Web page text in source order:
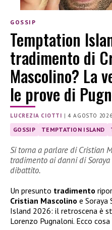
GOSSIP
Temptation
tradimento di
Mascolino? La
le prove di
LUCREZIA CIOTTI |4 AGOSTO 2026
GOSSIP TEMPTATION ISLAND
Si torna a parlare di Cristian
tradimento ai danni di
dibattito.
Un presunto tradimento
Cristian Mascolino e
Island 2026: il retroscena è
Lorenzo Pugnaloni. Ecco